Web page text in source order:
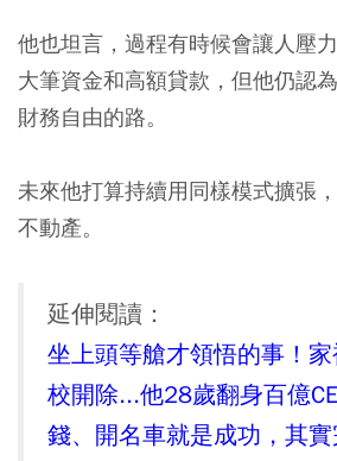
他也坦言，過程有時候會讓人壓
大筆資金和高額貸款，但他仍認
財務自由的路。
未來他打算持續用同樣模式擴張
不動產。
延伸閱讀：
坐上頭等艙才領悟的事！
校開除...他28歲翻身百億
錢、開名車就是成功，其實